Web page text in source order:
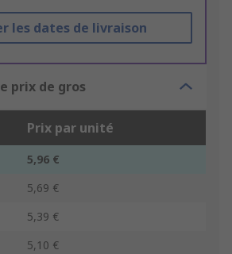
les dates de livraison
prix de gros
Prix par unité
5,96 €
5,69 €
5,39 €
5,10 €